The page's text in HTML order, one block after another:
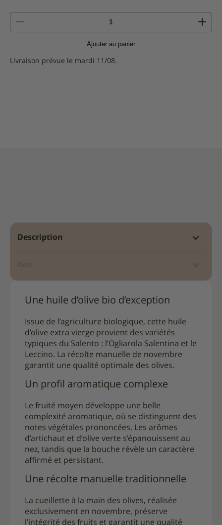
extra
Ajouter au panier
Livraison prévue le mardi 11/08.
Description
Une huile d’olive bio d’exception
Issue de l’agriculture biologique, cette huile
d’olive extra vierge provient des variétés
typiques du Salento : l’Ogliarola Salentina et le
Leccino. La récolte manuelle de novembre
garantit une qualité optimale des olives.
Un profil aromatique complexe
Le fruité moyen développe une belle
complexité aromatique, où se distinguent des
notes végétales prononcées. Les arômes
d’artichaut et d’olive verte s’épanouissent au
nez, tandis que la bouche révèle un caractère
affirmé et persistant.
Une récolte manuelle traditionnelle
La cueillette à la main des olives, réalisée
exclusivement en novembre, préserve
l’intégrité des fruits et garantit une qualité